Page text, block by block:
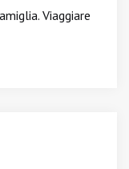
Viaggiare